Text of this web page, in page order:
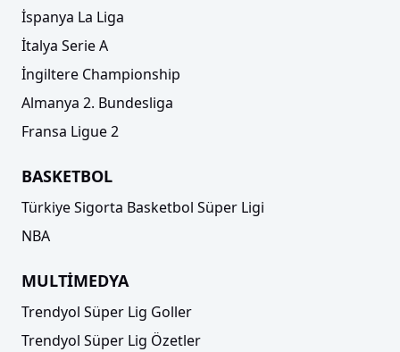
İspanya La Liga
İtalya Serie A
İngiltere Championship
Almanya 2. Bundesliga
Fransa Ligue 2
BASKETBOL
Türkiye Sigorta Basketbol Süper Ligi
NBA
MULTİMEDYA
Trendyol Süper Lig Goller
Trendyol Süper Lig Özetler